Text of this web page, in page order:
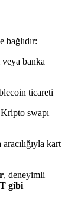
banka
ticareti
Kripto swapı
kart
, deneyimli
gibi